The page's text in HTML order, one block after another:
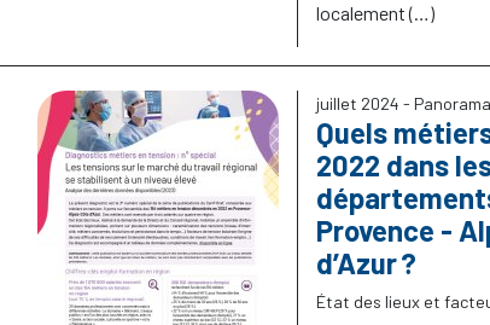
localement (…)
juillet 2024 -
Quels
2022 dans
Provence -
d’Azur?
État des lieux et